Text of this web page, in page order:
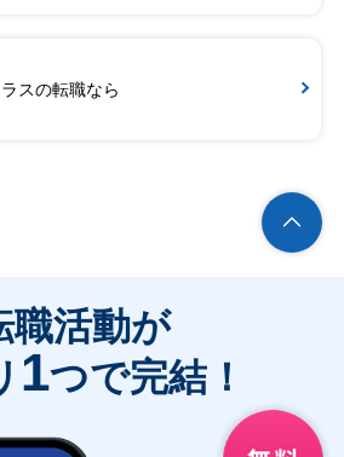
スの転職なら
職活動が
1つで完結！